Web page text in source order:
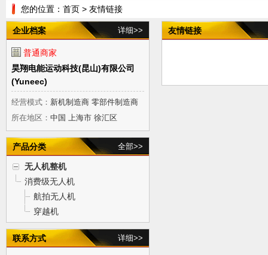
您的位置： 首页 > 友情链接
企业档案 详细>>
普通商家
昊翔电能运动科技(昆山)有限公司
(Yuneec)
经营模式： 新机制造商 零部件制造商
所在地区： 中国 上海市 徐汇区
产品分类 全部>>
无人机整机
消费级无人机
航拍无人机
穿越机
联系方式 详细>>
友情链接